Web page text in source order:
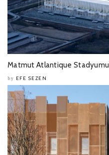
Matmut Atlantique
by EFE SEZEN